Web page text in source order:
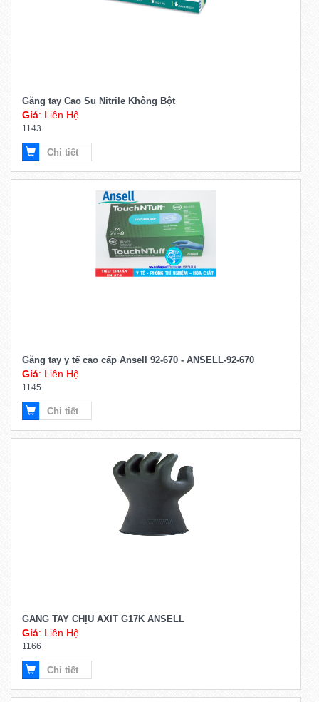
Găng tay Cao Su Nitrile Không Bột
Giá: Liên Hệ
1143
Chi tiết
Găng tay y tế cao cấp Ansell 92-670 - ANSELL-92-670
Giá: Liên Hệ
1145
Chi tiết
GĂNG TAY CHỊU AXIT G17K ANSELL
Giá: Liên Hệ
1166
Chi tiết